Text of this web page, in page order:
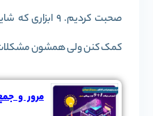
صحبت کردیم. 9
کمک کنن ولی همشون
مرور و